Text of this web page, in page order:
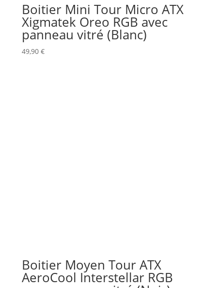
Boitier Mini Tour Micro ATX
Xigmatek Oreo RGB avec
panneau vitré (Blanc)
49,90 €
Boitier Moyen Tour ATX
AeroCool Interstellar RGB